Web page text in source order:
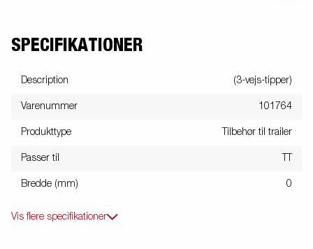
SPECIFIKATIONER
Description (3-vejs-tipper)
Varenummer 101764
Produkttype Tilbehør til trailer
Passer til
Bredde (mm) 0
Vis flere specifikationer